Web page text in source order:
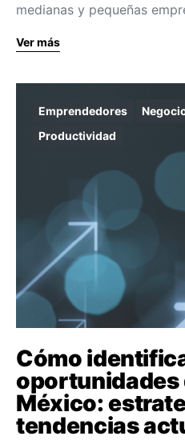
medianas y pequeñas
Ver más
Emprendedores
Productividad
Cómo
oportunidades
México:
tendencias